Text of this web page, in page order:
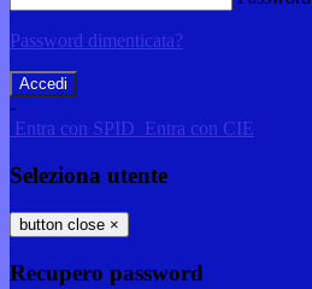
Password dimenticata?
-
Entra con SPID Entra con CIE
Seleziona utente
button close ×
Recupero password